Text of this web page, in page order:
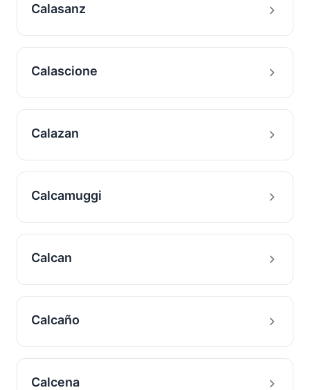
Calasanz
Calascione
Calazan
Calcamuggi
Calcan
Calcaño
Calcena